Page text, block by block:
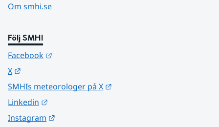
Om smhi.se
Följ SMHI
Facebook
X
SMHIs meteorologer på X
Linkedin
Instagram